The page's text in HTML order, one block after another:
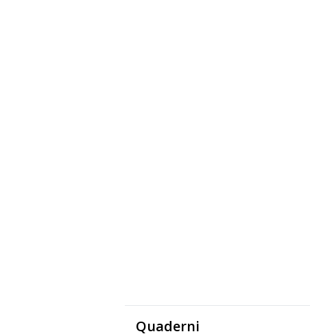
Quaderni